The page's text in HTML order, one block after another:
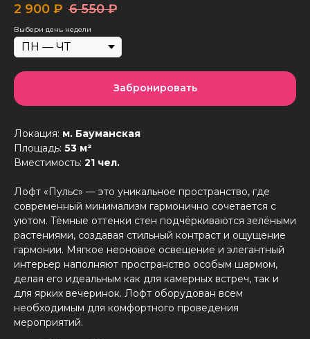
2 900 ₽ 6 550 ₽
Выбери день недели
Забронировать
Локация: м. Бауманская
Площадь: 53 м²
Вместимость: 21 чел.
Лофт «Пульс» — это уникальное пространство, где
современный минимализм гармонично сочетается с
уютом. Тёмные оттенки стен подчёркиваются зелёными
растениями, создавая стильный контраст и ощущение
гармонии. Мягкое неоновое освещение и элегантный
интерьер наполняют пространство особым шармом,
делая его идеальным как для камерных встреч, так и
для ярких вечеринок. Лофт оборудован всем
необходимым для комфортного проведения
мероприятий.